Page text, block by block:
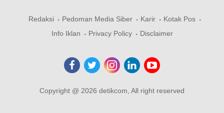
Redaksi Pedoman Media Siber Karir
Kotak Pos
Info Iklan
Privacy Policy Disclaimer
Copyright @ 2026 detikcom, All right reserved